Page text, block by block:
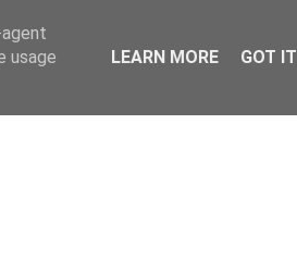
usage
LEARN MORE GOT IT